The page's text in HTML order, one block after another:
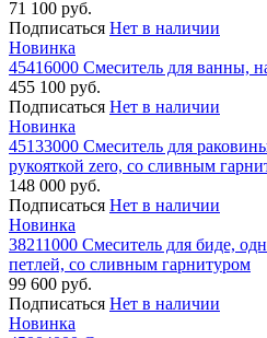
71 100 руб.
Подписаться Нет в наличии
Новинка
45416000 Смеситель для ванны,
455 100 руб.
Подписаться Нет в наличии
Новинка
45133000 Смеситель для
рукояткой zero, со сливным
148 000 руб.
Подписаться Нет в наличии
Новинка
38211000 Смеситель для биде,
петлей, со сливным гарнитуром
99 600 руб.
Подписаться Нет в наличии
Новинка